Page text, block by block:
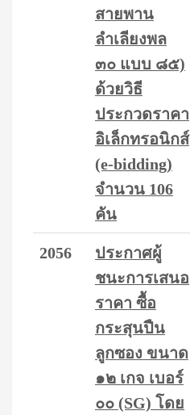
สายพาน
ลำเลียงพล
๓๐ แบบ ๘๕)
ด้วยวิธี
ประกวดราคา
อิเล็กทรอนิกส์
(e-bidding)
จำนวน 106
คัน
2056
ประกาศผู้
ชนะการเสนอ
ราคา ซื้อ
กระสุนปืน
ลูกซอง ขนาด
๑๒ เกจ เบอร์
๐๐ (SG) โดย